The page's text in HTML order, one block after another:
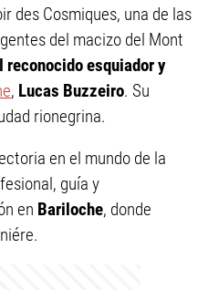
des Cosmiques, una de las
del macizo del Mont
esquiador y
, Lucas Buzzeiro. Su
rionegrina.
en el mundo de la
guía y
en Bariloche, donde